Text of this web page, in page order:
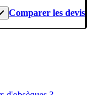
Comparer les devis